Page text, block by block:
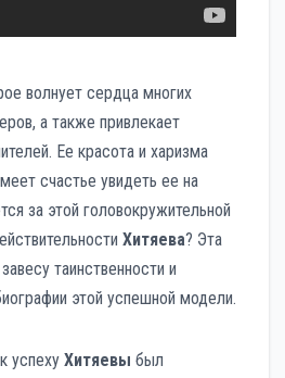
волнует сердца многих
а также привлекает
Ее красота и харизма
счастье увидеть ее на
за этой головокружительной
Хитяева? Эта
таинственности и
этой успешной модели.
успеху Хитяевы был